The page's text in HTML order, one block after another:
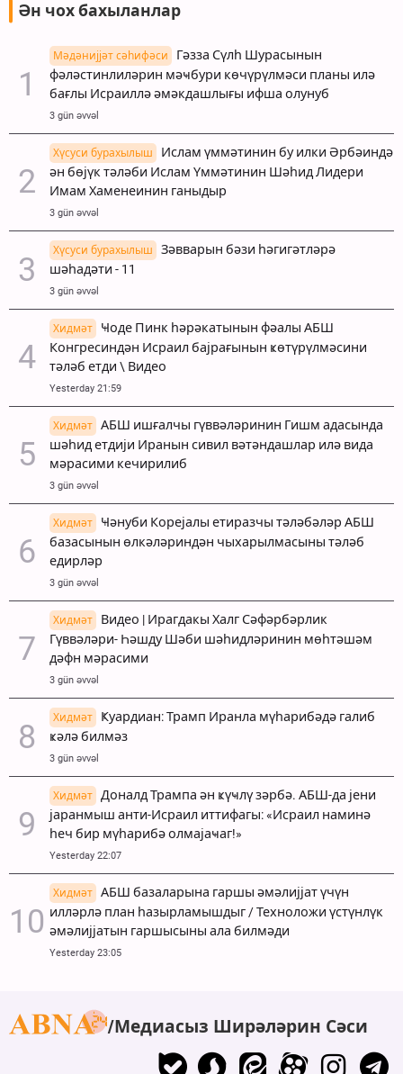
Ән чох бахыланлар
Мәдәнијјәт сәһифәси
Гәзза Сүлһ Шурасынын
фәләстинлиләрин мәҹбури көчүрүлмәси планы илә
бағлы Исраиллә әмәкдашлығы ифша олунуб
3 gün əvvəl
Хүсуси бурахылыш
Ислам үммәтинин бу илки Әрбәиндә
ән бөјүк тәләби Ислам Үммәтинин Шәһид Лидери
Имам Хаменеинин ганыдыр
3 gün əvvəl
Хүсуси бурахылыш
Зәвварын бәзи һәгигәтләрә
шәһадәти - 11
3 gün əvvəl
Хидмәт
Ҹоде Пинк һәрәкатынын фәалы АБШ
Конгресиндән Исраил бајрағынын ҝөтүрүлмәсини
тәләб етди \ Видео
Yesterday 21:59
Хидмәт
АБШ ишғалчы гүввәләринин Гишм адасында
шәһид етдији Иранын сивил вәтәндашлар илә вида
мәрасими кечирилиб
3 gün əvvəl
Хидмәт
Ҹәнуби Корејалы етиразчы тәләбәләр АБШ
базасынын өлкәләриндән чыхарылмасыны тәләб
едирләр
3 gün əvvəl
Хидмәт
Видео | Ирагдакы Халг Сәфәрбәрлик
Гүввәләри- Һәшду Шәби шәһидләринин мөһтәшәм
дәфн мәрасими
3 gün əvvəl
Хидмәт
Ҝуардиан: Трамп Иранла мүһарибәдә галиб
ҝәлә билмәз
3 gün əvvəl
Хидмәт
Доналд Трампа ән ҝүҹлү зәрбә. АБШ-да јени
јаранмыш анти-Исраил иттифагы: «Исраил наминә
һеч бир мүһарибә олмајаҹаг!»
Yesterday 22:07
Хидмәт
АБШ базаларына гаршы әмәлијјат үчүн
илләрлә план һазырламышдыг / Техноложи үстүнлүк
әмәлијјатын гаршысыны ала билмәди
Yesterday 23:05
Медиасыз Ширәләрин Сәси